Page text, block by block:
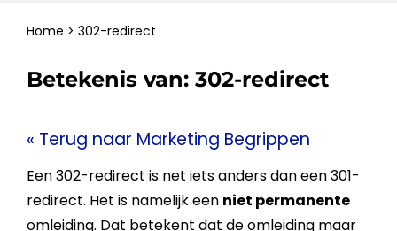
Home > 302-redirect
Betekenis van: 302-redirect
« Terug naar Marketing Begrippen
Een302-redirect is net iets anders dan een301-
redirect. Het is namelijk een niet permanente
omleiding. Dat betekent dat de omleiding maar